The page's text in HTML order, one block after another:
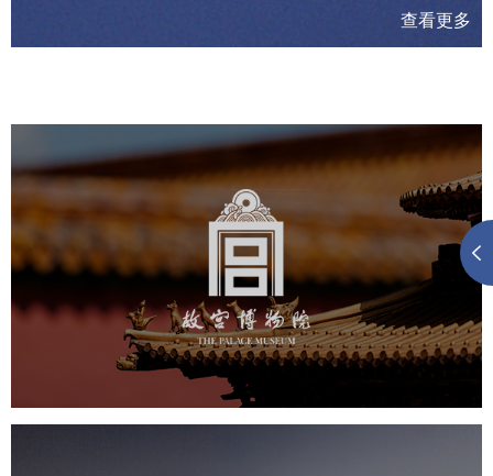
查看更多
故宫博物院
文化艺术 博物馆 智慧博物馆
博物馆网站建设
景区网站建设
文创商城 万能专题 网站代运营